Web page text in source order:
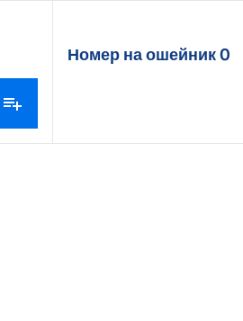
Номер на ошейник 0